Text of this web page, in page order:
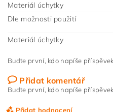
Materiál úchytky
Dle možnosti použití
Materiál úchytky
Buďte první, kdo napíše
Přidat komentář
Buďte první, kdo napíše
Přidat hodnocení